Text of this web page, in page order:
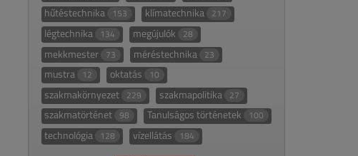
hűtéstechnika 153 klímatechnika 217
légtechnika 134 megújulók 28
mekkmester 73 méréstechnika 23
mustra 12 oktatás 10
szakmakörnyezet 229 szakmapolitika 27
szakmatörténet 98 Tanulságos történetek 100
technológia 128 vízellátás 184